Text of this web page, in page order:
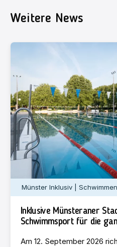
Weitere News
Münster Inklusiv | Schwimmen
Inklusive Münsteraner
Schwimmsport für die
Am 12. September 2026